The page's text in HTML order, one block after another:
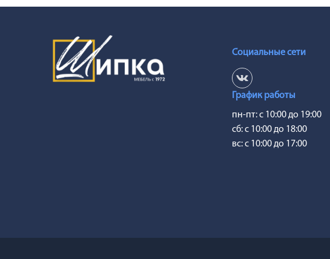
Социальные сети
График работы
пн-пт: с 10:00 до 19:00
сб: с 10:00 до 18:00
вс: с 10:00 до 17:00